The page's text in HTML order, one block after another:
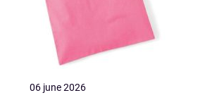
06 june 2026